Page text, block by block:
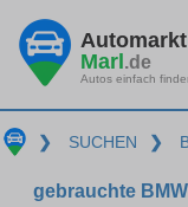
Automarkt
Marl.de
Autos einfach
❯ SUCHEN ❯
gebrauchte